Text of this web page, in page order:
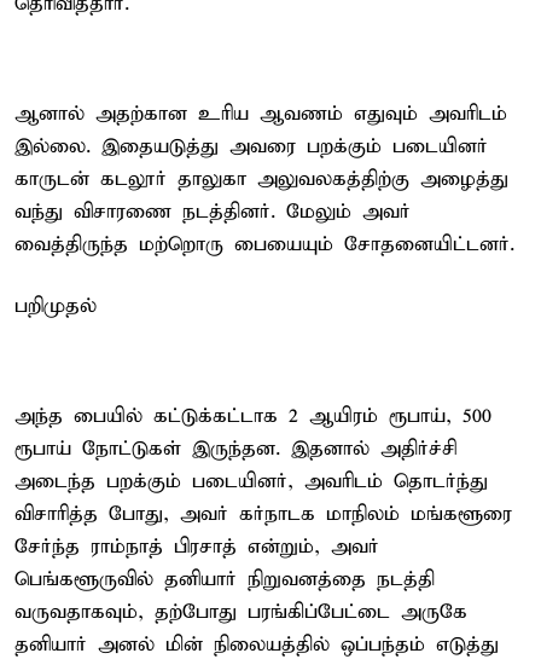
ஆனால் அதற்கான உரிய ஆவணம் எதுவும் அவரிடம்
இல்லை. இதையடுத்து அவரை பறக்கும் படையினர்
காருடன் கடலூர் தாலுகா அலுவலகத்திற்கு அழைத்து
வந்து விசாரணை நடத்தினர். மேலும் அவர்
வைத்திருந்த மற்றொரு பையையும் சோதனையிட்டனர்.
பறிமுதல்
அந்த பையில் கட்டுக்கட்டாக 2 ஆயிரம் ரூபாய், 500
ரூபாய் நோட்டுகள் இருந்தன. இதனால் அதிர்ச்சி
அடைந்த பறக்கும் படையினர், அவரிடம் தொடர்ந்து
விசாரித்த போது, அவர் கர்நாடக மாநிலம் மங்களூரை
சேர்ந்த ராம்நாத் பிரசாத் என்றும், அவர்
பெங்களூருவில் தனியார் நிறுவனத்தை நடத்தி
வருவதாகவும், தற்போது பரங்கிப்பேட்டை அருகே
தனியார் அனல் மின் நிலையத்தில் ஒப்பந்தம் எடுத்து